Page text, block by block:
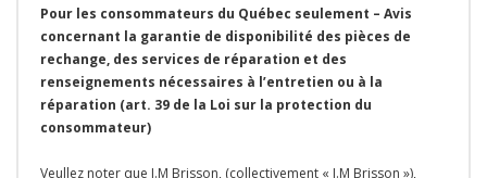
Pour les consommateurs du Québec seulement – Avis
concernant la garantie de disponibilité des pièces de
rechange, des services de réparation et des
renseignements nécessaires à l’entretien ou à la
réparation (art. 39 de la Loi sur la protection du
consommateur)
Veullez noter que J.M Brisson, (collectivement « J.M Brisson »),